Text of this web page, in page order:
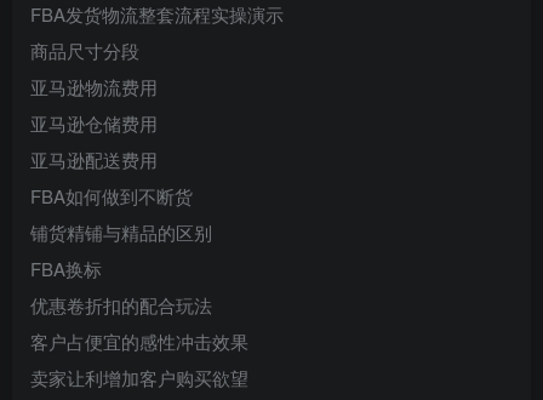
FBA发货物流整套流程实操演示
商品尺寸分段
亚马逊物流费用
亚马逊仓储费用
亚马逊配送费用
FBA如何做到不断货
铺货精铺与精品的区别
FBA换标
优惠卷折扣的配合玩法
客户占便宜的感性冲击效果
卖家让利增加客户购买欲望